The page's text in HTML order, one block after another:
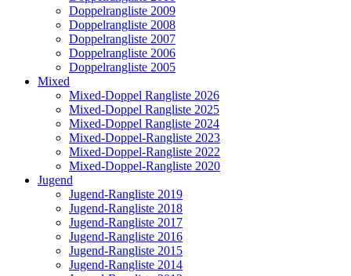
Doppelrangliste 2009
Doppelrangliste 2008
Doppelrangliste 2007
Doppelrangliste 2006
Doppelrangliste 2005
Mixed
Mixed-Doppel Rangliste 2026
Mixed-Doppel Rangliste 2025
Mixed-Doppel Rangliste 2024
Mixed-Doppel-Rangliste 2023
Mixed-Doppel-Rangliste 2022
Mixed-Doppel-Rangliste 2020
Jugend
Jugend-Rangliste 2019
Jugend-Rangliste 2018
Jugend-Rangliste 2017
Jugend-Rangliste 2016
Jugend-Rangliste 2015
Jugend-Rangliste 2014